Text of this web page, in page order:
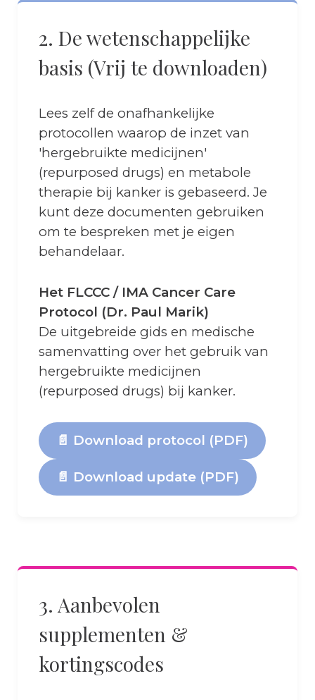
2. De wetenschappelijke
basis (Vrij te downloaden)
Lees zelf de onafhankelijke
protocollen waarop de inzet van
'hergebruikte medicijnen'
(repurposed drugs) en metabole
therapie bij kanker is gebaseerd. Je
kunt deze documenten gebruiken
om te bespreken met je eigen
behandelaar.
Het FLCCC / IMA Cancer Care
Protocol (Dr. Paul Marik)
De uitgebreide gids en medische
samenvatting over het gebruik van
hergebruikte medicijnen
(repurposed drugs) bij kanker.
📄 Download protocol (PDF)
📄 Download update (PDF)
3. Aanbevolen
supplementen &
kortingscodes